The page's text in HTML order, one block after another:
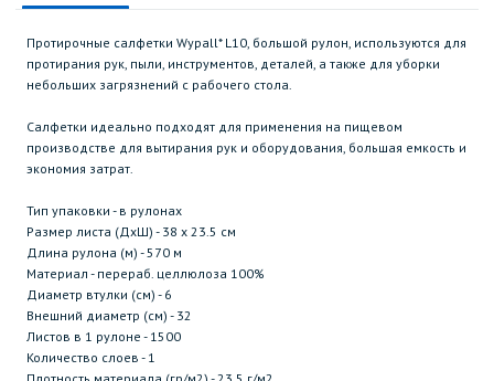
Протирочные салфетки Wypall* L10, большой рулон, используются для
протирания рук, пыли, инструментов, деталей, а также для уборки
небольших загрязнений с рабочего стола.
Салфетки идеально подходят для применения на пищевом
производстве для вытирания рук и оборудования, большая емкость и
экономия затрат.
Тип упаковки - в рулонах
Размер листа (ДхШ) - 38 х 23.5 см
Длина рулона (м) - 570 м
Материал - перераб. целлюлоза 100%
Диаметр втулки (см) - 6
Внешний диаметр (см) - 32
Листов в 1 рулоне - 1500
Количество слоев - 1